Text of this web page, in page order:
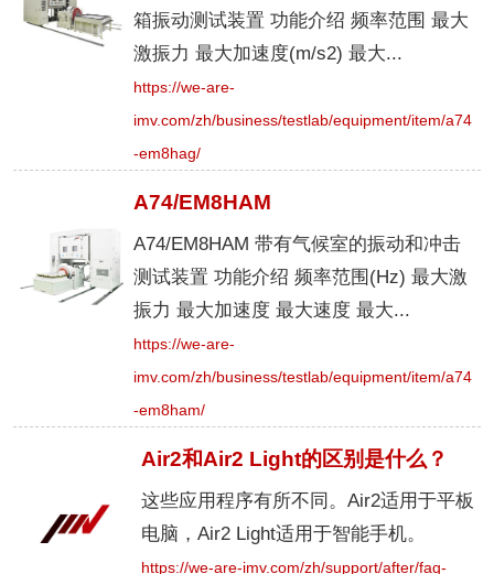
箱振动测试装置 功能介绍 频率范围 最大
激振力 最大加速度(m/s2) 最大...
https://we-are-
imv.com/zh/business/testlab/equipment/item/a74
-em8hag/
A74/EM8HAM
A74/EM8HAM 带有气候室的振动和冲击
测试装置 功能介绍 频率范围(Hz) 最大激
振力 最大加速度 最大速度 最大...
https://we-are-
imv.com/zh/business/testlab/equipment/item/a74
-em8ham/
Air2和Air2 Light的区别是什么？
这些应用程序有所不同。Air2适用于平板
电脑，Air2 Light适用于智能手机。
https://we-are-imv.com/zh/support/after/faq-